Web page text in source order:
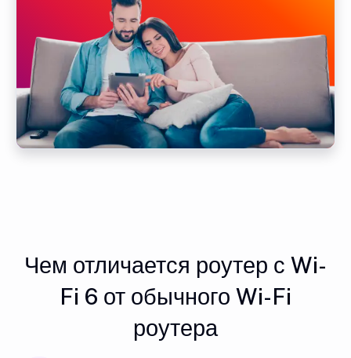
Чем отличается роутер с Wi-
Fi 6 от обычного Wi-Fi
роутера